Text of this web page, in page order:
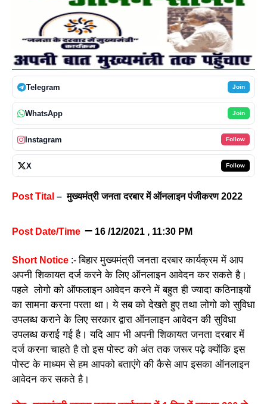
Telegram Join
WhatsApp Join
Instagram Follow
X Follow
Post Tital – मुख्यमंत्री जनता दरबार में ऑनलाइन पंजीकरण 2022
Post Date/Time – 16 /12/2021 , 11:30 PM
Short Notice :-बिहार मुख्यमंत्री जनता दरबार कार्यक्रम में आप
अपनी शिकायत दर्ज करने के लिए ऑनलाइन आवेदन कर सकते है।
पहले लोगो को ऑफलाइन आवेदन करने में बहुत ही ज्यादा कठिनाइयों
का सामना करना परता था। ये सब को देखते हुए तथा लोगो को सुविधा
उपलब्ध कराने के लिए सरकार द्वारा ऑनलाइन आवेदन की सुविधा
उपलब्ध कराई गई है। यदि आप भी अपनी शिकायत जनता दरबार में
दर्ज करना चाहते है तो इस पोस्ट को अंत तक जरूर पढ़े क्योंकि इस
पोस्ट के माध्यम से हम आपको बताएंगे की कैसे आप इसका ऑनलाइन
आवेदन कर सकते है।